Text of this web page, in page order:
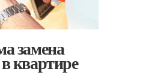
замена
квартире